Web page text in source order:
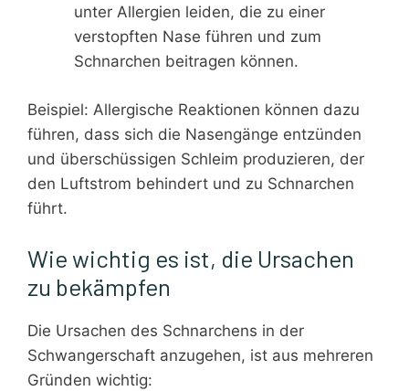
unter Allergien leiden, die zu einer
verstopften Nase führen und zum
Schnarchen beitragen können.
Beispiel: Allergische Reaktionen können dazu
führen, dass sich die Nasengänge entzünden
und überschüssigen Schleim produzieren, der
den Luftstrom behindert und zu Schnarchen
führt.
Wie wichtig es ist, die Ursachen
zu bekämpfen
Die Ursachen des Schnarchens in der
Schwangerschaft anzugehen, ist aus mehreren
Gründen wichtig: